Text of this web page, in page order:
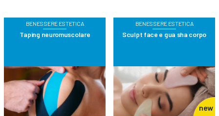
BENESSERE ESTETICA
Taping neuromuscolare
BENESSERE ESTETICA
Sculpt face e gua sha corpo
new